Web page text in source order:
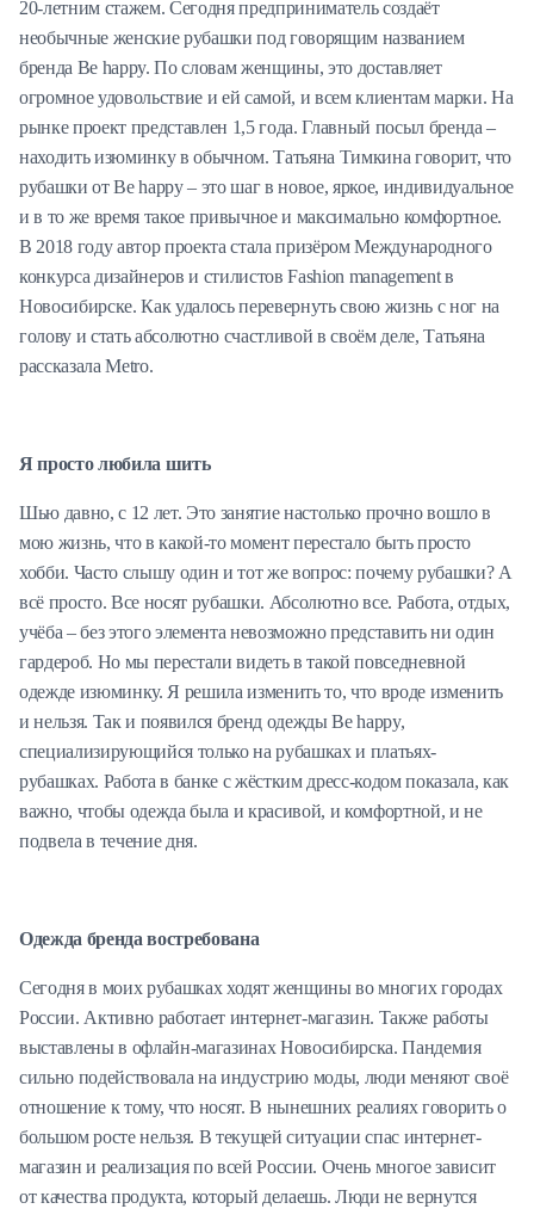
20-летним стажем. Сегодня предприниматель создаёт
необычные женские рубашки под говорящим названием
бренда Be happy. По словам женщины, это доставляет
огромное удовольствие и ей самой, и всем клиентам марки. На
рынке проект представлен 1,5 года. Главный посыл бренда –
находить изюминку в обычном. Татьяна Тимкина говорит, что
рубашки от Be happy – это шаг в новое, яркое, индивидуальное
и в то же время такое привычное и максимально комфортное.
В 2018 году автор проекта стала призёром Международного
конкурса дизайнеров и стилистов Fashion management в
Новосибирске. Как удалось перевернуть свою жизнь с ног на
голову и стать абсолютно счастливой в своём деле, Татьяна
рассказала Metro.
Я просто любила шить
Шью давно, с 12 лет. Это занятие настолько прочно вошло в
мою жизнь, что в какой-то момент перестало быть просто
хобби. Часто слышу один и тот же вопрос: почему рубашки? А
всё просто. Все носят рубашки. Абсолютно все. Работа, отдых,
учёба – без этого элемента невозможно представить ни один
гардероб. Но мы перестали видеть в такой повседневной
одежде изюминку. Я решила изменить то, что вроде изменить
и нельзя. Так и появился бренд одежды Be happy,
специализирующийся только на рубашках и платьях-
рубашках. Работа в банке с жёстким дресс-кодом показала, как
важно, чтобы одежда была и красивой, и комфортной, и не
подвела в течение дня.
Одежда бренда востребована
Сегодня в моих рубашках ходят женщины во многих городах
России. Активно работает интернет-магазин. Также работы
выставлены в офлайн-магазинах Новосибирска. Пандемия
сильно подействовала на индустрию моды, люди меняют своё
отношение к тому, что носят. В нынешних реалиях говорить о
большом росте нельзя. В текущей ситуации спас интернет-
магазин и реализация по всей России. Очень многое зависит
от качества продукта, который делаешь. Люди не вернутся